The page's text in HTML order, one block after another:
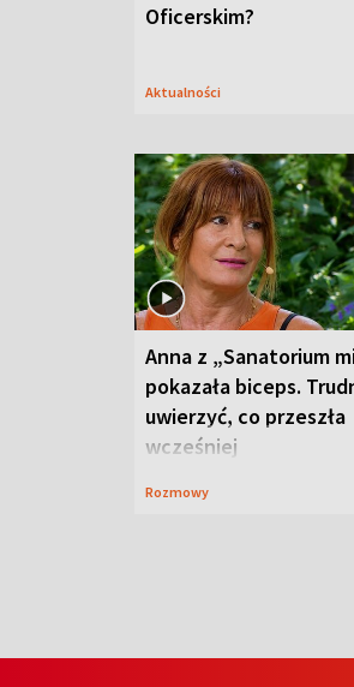
Oficerskim?
Aktualności
Anna z „Sanatorium
pokazała biceps.
uwierzyć, co przeszła
wcześniej
Rozmowy